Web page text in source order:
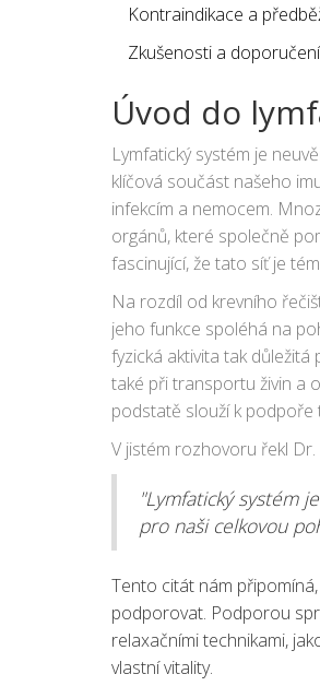
Kontraindikace a
Zkušenosti a
Úvod do
Lymfatický systém je
klíčová součást našeho
infekcím a nemocem.
orgánů, které společně
fascinující, že tato síť je
Na rozdíl od krevního
jeho funkce spoléhá na
fyzická aktivita tak
také při transportu živin a
podstatě slouží k podpoře
V jistém rozhovoru řekl
"Lymfatický systém
pro naši celkovou
Tento citát nám
podporovat. Podporou
relaxačními technikami,
vlastní vitality.